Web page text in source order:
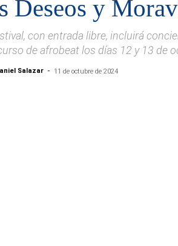
Deseos y
con entrada libre, incluirá
de afrobeat los días 12 y 13 de
Salazar - 11 de octubre de 2024